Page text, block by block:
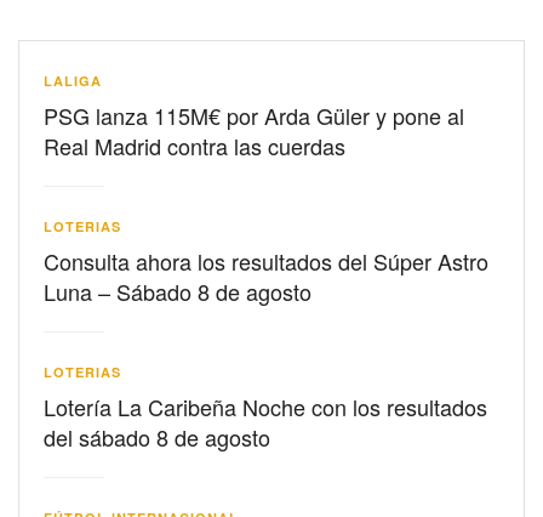
LALIGA
PSG lanza 115M€ por Arda Güler y pone al
Real Madrid contra las cuerdas
LOTERIAS
Consulta ahora los resultados del Súper Astro
Luna – Sábado 8 de agosto
LOTERIAS
Lotería La Caribeña Noche con los resultados
del sábado 8 de agosto